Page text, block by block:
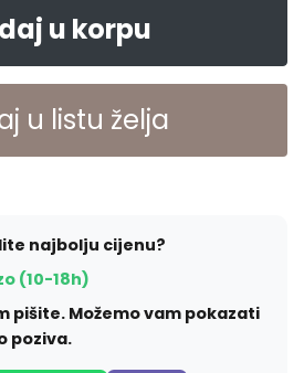
u korpu
u listu želja
najbolju cijenu?
(10-18h)
pišite. Možemo vam pokazati
poziva.